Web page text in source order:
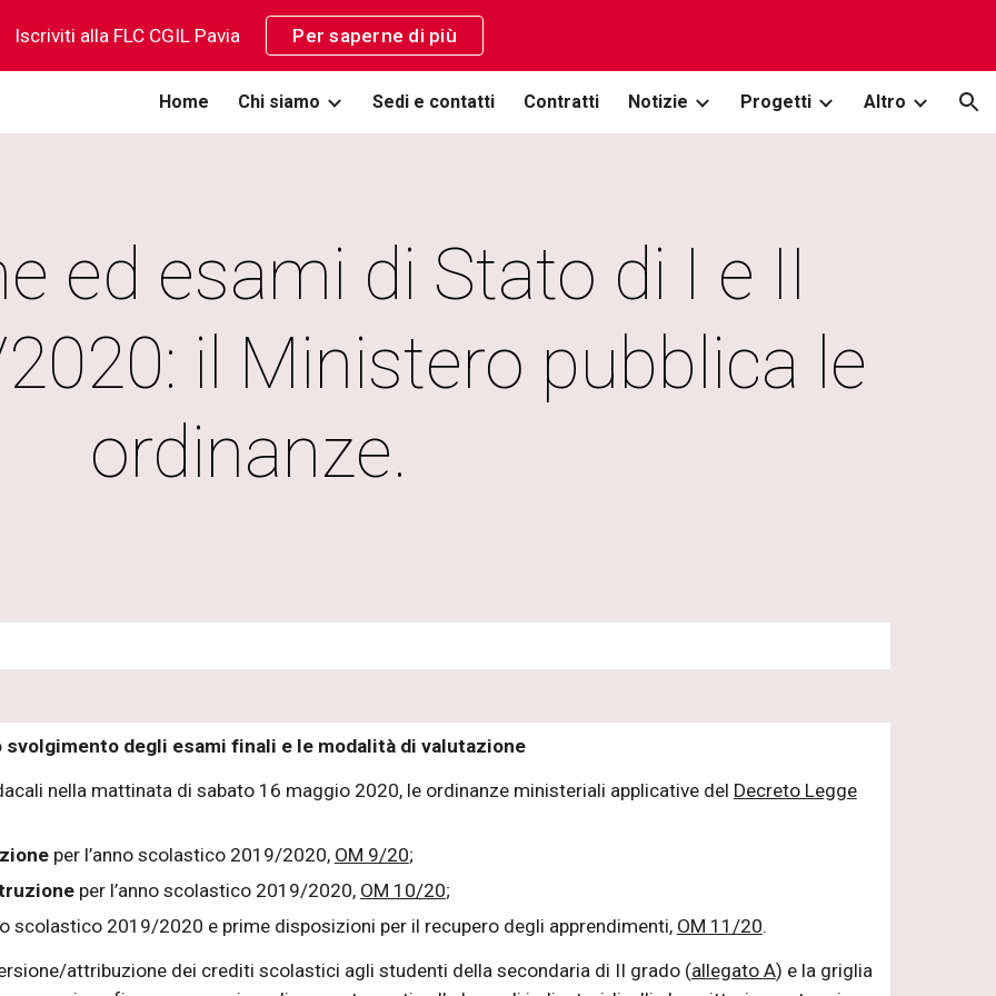
to main content Skip to navigation
Iscriviti alla FLC CGIL Pavia Per saperne di più
Home Chi siamo Sedi e contatti Contratti Notizie Progetti Altro
ed esami di Stato di I e II
il Ministero pubblica le
ordinanze.
degli esami finali e le modalità di valutazione
nella mattinata di sabato 16 maggio 2020, le ordinanze ministeriali applicative del Decreto Legge
per l’anno scolastico 2019/2020, OM 9/20;
per l’anno scolastico 2019/2020, OM 10/20;
scolastico 2019/2020 e prime disposizioni per il recupero degli apprendimenti, OM 11/20.
attribuzione dei crediti scolastici agli studenti della secondaria di II grado (allegato A) e la griglia